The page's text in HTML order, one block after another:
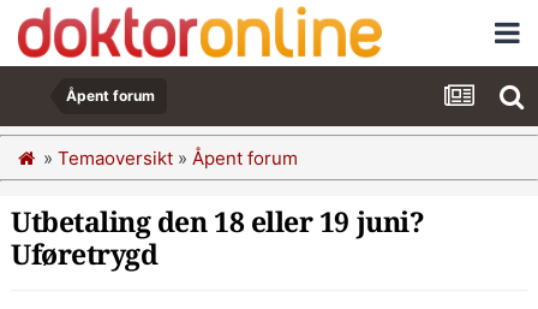
Åpent forum
» Temaoversikt » Åpent forum
Utbetaling den 18 eller 19 juni?
Uføretrygd